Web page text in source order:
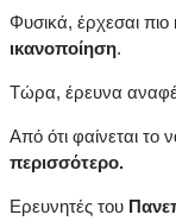
Φυσικά, έρχεσαι πιο
ικανοποίηση.
Τώρα, έρευνα
Από ότι φαίνεται το
περισσότερο.
Ερευνητές του